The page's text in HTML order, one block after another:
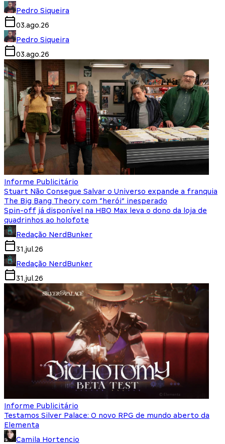
Pedro Siqueira
03.ago.26
Pedro Siqueira
03.ago.26
Informe Publicitário
Stuart Não Consegue Salvar o Universo expande a franquia
The Big Bang Theory com “herói” inesperado
Spin-off já disponível na HBO Max leva o dono da loja de
quadrinhos ao holofote
Redação NerdBunker
31.jul.26
Redação NerdBunker
31.jul.26
Informe Publicitário
Testamos Silver Palace: O novo RPG de mundo aberto da
Elementa
Camila Hortencio